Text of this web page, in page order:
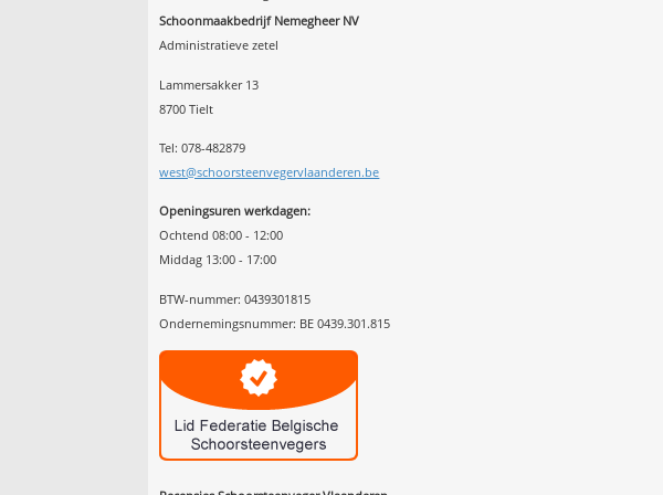
Schoonmaakbedrijf Nemegheer NV
Administratieve zetel
Lammersakker 13
8700 Tielt
Tel: 078-482879
west@schoorsteenvegervlaanderen.be
Openingsuren werkdagen:
Ochtend 08:00 - 12:00
Middag 13:00 - 17:00
BTW-nummer: 0439301815
Ondernemingsnummer: BE 0439.301.815